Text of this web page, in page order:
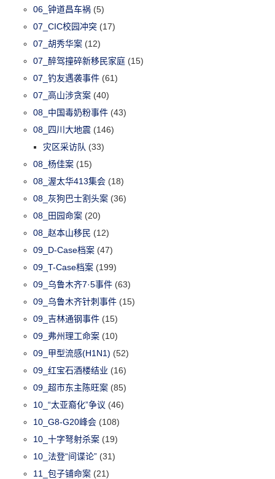
06_钟道昌车祸 (5)
07_CIC校园冲突 (17)
07_胡秀华案 (12)
07_醉驾撞碎新移民家庭 (15)
07_钓友遇袭事件 (61)
07_高山涉贪案 (40)
08_中国毒奶粉事件 (43)
08_四川大地震 (146)
灾区采访队 (33)
08_杨佳案 (15)
08_渥太华413集会 (18)
08_灰狗巴士割头案 (36)
08_田园命案 (20)
08_赵本山移民 (12)
09_D-Case档案 (47)
09_T-Case档案 (199)
09_乌鲁木齐7·5事件 (63)
09_乌鲁木齐针刺事件 (15)
09_吉林通钢事件 (15)
09_弗州理工命案 (10)
09_甲型流感(H1N1) (52)
09_红宝石酒楼结业 (16)
09_超市东主陈旺案 (85)
10_“太亚裔化”争议 (46)
10_G8-G20峰会 (108)
10_十字弩射杀案 (19)
10_法登“间谍论” (31)
11_包子铺命案 (21)